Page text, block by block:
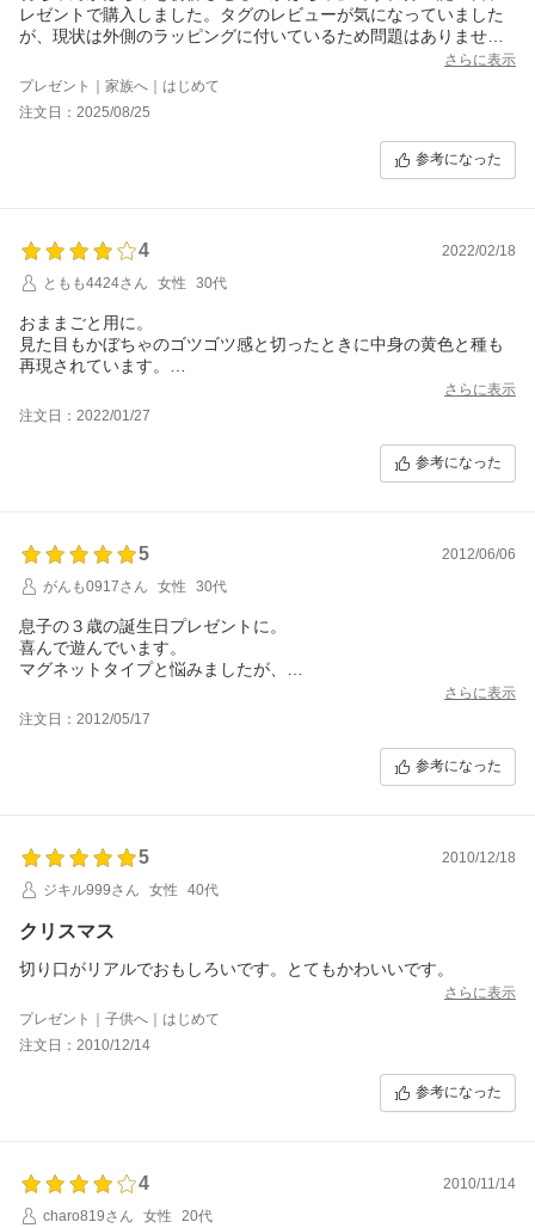
レゼントで購入しました。タグのレビューが気になっていました
が、現状は外側のラッピングに付いているため問題はありませ
さらに表示
プレゼント｜家族へ｜はじめて
注文日：2025/08/25
参考になった
4
2022/02/18
ともも4424さん
女性 30代
おままごと用に。
見た目もかぼちゃのゴツゴツ感と切ったときに中身の黄色と種も
再現されています。
こちらも他のシリーズ同様に商品にタグが直接縫い付けられてる
状態なのでタグを切ったときにワイヤーが少し残ってしまうのが
さらに表示
注文日：2022/01/27
参考になった
5
2012/06/06
がんも0917さん
女性 30代
息子の３歳の誕生日プレゼントに。
喜んで遊んでいます。
マグネットタイプと悩みましたが、
プレゼント用に包装もしてもらいました。
さらに表示
注文日：2012/05/17
参考になった
5
2010/12/18
ジキル999さん
女性 40代
クリスマス
切り口がリアルでおもしろいです。とてもかわいいです。
さらに表示
プレゼント｜子供へ｜はじめて
注文日：2010/12/14
参考になった
4
2010/11/14
charo819さん
女性 20代